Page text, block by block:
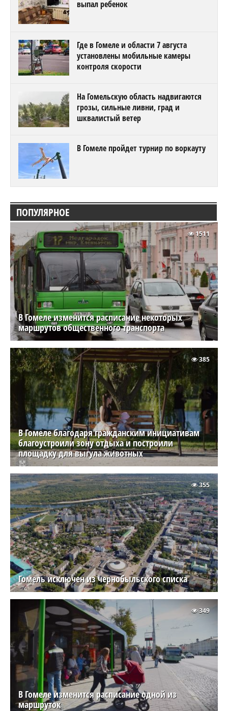
выпал ребенок
Где в Гомеле и области 7 августа
установлены мобильные камеры
контроля скорости
На Гомельскую область надвигаются
грозы, сильные ливни, град и
шквалистый ветер
В Гомеле пройдет турнир по воркауту
ПОПУЛЯРНОЕ
В Гомеле изменится расписание некоторых
маршрутов общественного транспорта
1511
В Гомеле благодаря гражданским инициативам
благоустроили зону отдыха и построили
площадку для выгула животных
385
Гомель исключен из чернобыльского списка
355
В Гомеле изменится расписание одной из
маршруток
349